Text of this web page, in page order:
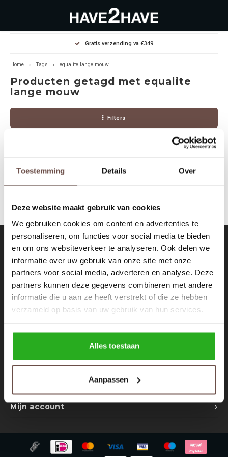
Toestemming Details Over
Deze website maakt gebruik van cookies
We gebruiken cookies om content en advertenties te
personaliseren, om functies voor social media te bieden
en om ons websiteverkeer te analyseren. Ook delen we
informatie over uw gebruik van onze site met onze
partners voor social media, adverteren en analyse. Deze
partners kunnen deze gegevens combineren met andere
informatie die u aan ze heeft verstrekt of die ze hebben
verzameld op basis van uw gebruik van hun services.
Alles toestaan
Aanpassen
Hoofdmenu / dames
Jassen Diverse
Winterjassen
T-shirts
Accessoires
Rokken
Tassen
Tops
Jumpsuites
Hoodies
Body's
Tracksuits
Sweaters
Hoofdmenu / heren
Hoodies
Sweaters
Joggers
Pullovers
Schoenen
Accessoires
Underwear
Jassen
Tracksuits
Bodywarmers
Trackpants
Overhemden
Hoofdmenu / outlet deals
Diverse
Heren
Gratis verzending va €349
Home Tags equalite lange mouw
Producten getagd met equalite
lange mouw
Filters
Geen producten gevonden!...
Contact
Nieuwsbrief
Ontvang de laatste updates, nieuws en aanbiedingen via email
Volg ons
Mijn account